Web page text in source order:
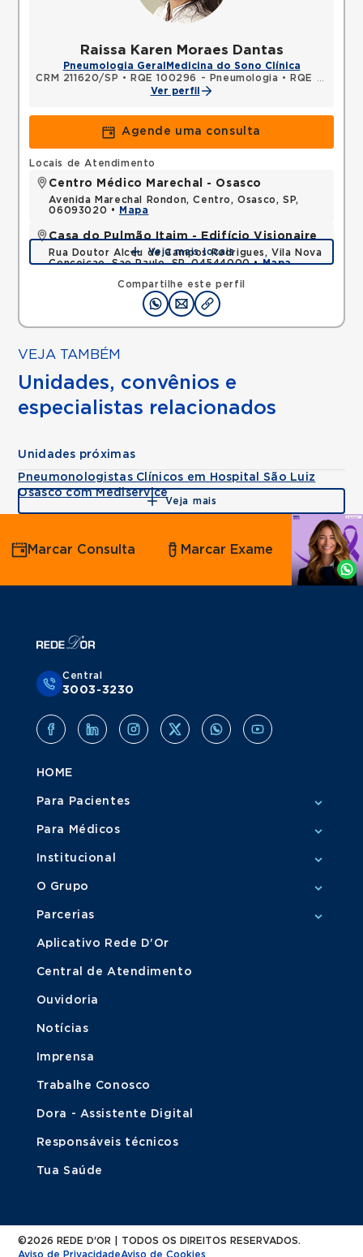
Raissa Karen Moraes Dantas
Pneumologia Geral Medicina do Sono Clínica
CRM 211620/SP • RQE 100296 - Pneumologia •
RQE 112180 - Clínica médica
Ver perfil
Agende uma consulta
Compartilhe este perfil
Locais de Atendimento
Centro Médico Marechal - Osasco
Avenida Marechal Rondon, Centro, Osasco, SP,
06093020 •
Mapa
Casa do Pulmão Itaim - Edifício Visionaire
Rua Doutor Alceu de Campos Rodrigues, Vila Nova
Conceicao, Sao Paulo, SP, 04544000 •Mapa
Veja mais locais
VEJA TAMBÉM
Unidades, convênios e
especialistas relacionados
Unidades próximas
Pneumonologistas Clínicos em Hospital São Luiz
Osasco com Mediservice
Veja mais
Agende
por
Whatsapp
Marcar Consulta Marcar Exame
Central
3003-3230
HOME
Para Pacientes
Para Médicos
Institucional
O Grupo
Parcerias
Aplicativo Rede D'Or
Central de Atendimento
Ouvidoria
Notícias
Imprensa
Trabalhe Conosco
Dora - Assistente Digital
Responsáveis técnicos
Tua Saúde
©2026 REDE D'OR | TODOS OS DIREITOS RESERVADOS.
Aviso de PrivacidadeAviso de Cookies